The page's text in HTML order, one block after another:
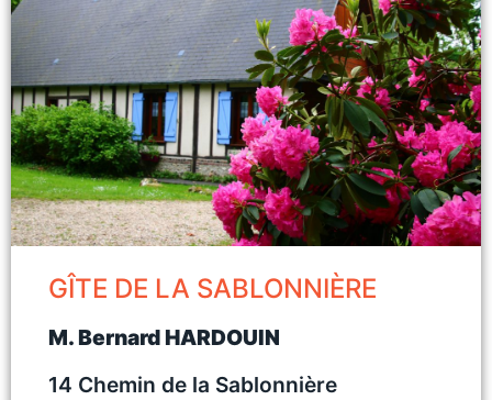
GÎTE DE LA SABLONNIÈRE
M. Bernard HARDOUIN
14 Chemin de la Sablonnière